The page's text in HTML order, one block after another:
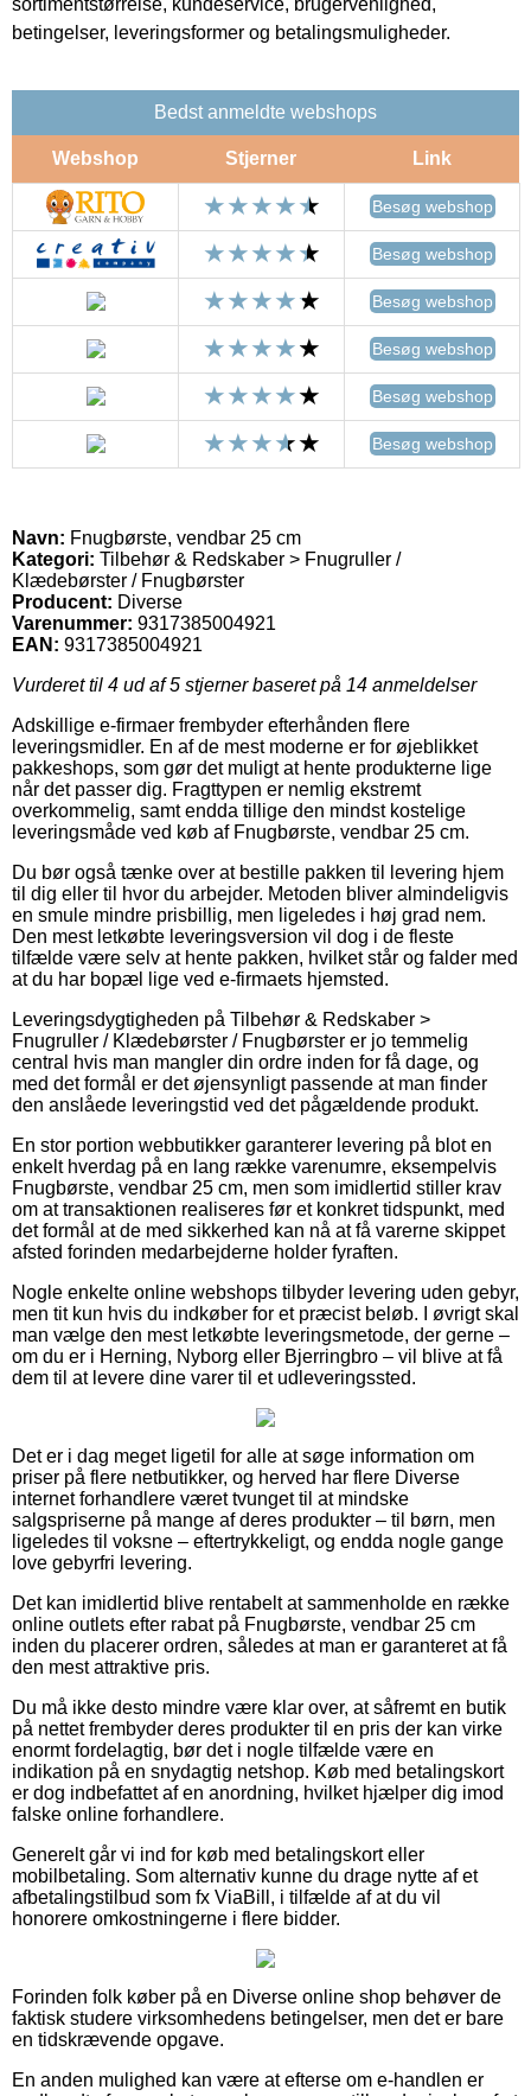
betingelser, leveringsformer og betalingsmuligheder.
Bedst anmeldte webshops
Webshop Stjerner Link
Besøg webshop
Besøg webshop
Besøg webshop
Besøg webshop
Besøg webshop
Besøg webshop
Navn: Fnugbørste, vendbar 25 cm
Kategori: Tilbehør & Redskaber > Fnugruller /
Klædebørster / Fnugbørster
Producent: Diverse
Varenummer: 9317385004921
EAN: 9317385004921
Vurderet til 4 ud af 5 stjerner baseret på 14 anmeldelser
Adskillige e-firmaer frembyder efterhånden flere
leveringsmidler. En af de mest moderne er for øjeblikket
pakkeshops, som gør det muligt at hente produkterne lige
når det passer dig. Fragttypen er nemlig ekstremt
overkommelig, samt endda tillige den mindst kostelige
leveringsmåde ved køb af Fnugbørste, vendbar 25 cm.
Du bør også tænke over at bestille pakken til levering hjem
til dig eller til hvor du arbejder. Metoden bliver almindeligvis
en smule mindre prisbillig, men ligeledes i høj grad nem.
Den mest letkøbte leveringsversion vil dog i de fleste
tilfælde være selv at hente pakken, hvilket står og falder med
at du har bopæl lige ved e-firmaets hjemsted.
Leveringsdygtigheden på Tilbehør & Redskaber >
Fnugruller / Klædebørster / Fnugbørster er jo temmelig
central hvis man mangler din ordre inden for få dage, og
med det formål er det øjensynligt passende at man finder
den anslåede leveringstid ved det pågældende produkt.
En stor portion webbutikker garanterer levering på blot en
enkelt hverdag på en lang række varenumre, eksempelvis
Fnugbørste, vendbar 25 cm, men som imidlertid stiller krav
om at transaktionen realiseres før et konkret tidspunkt, med
det formål at de med sikkerhed kan nå at få varerne skippet
afsted forinden medarbejderne holder fyraften.
Nogle enkelte online webshops tilbyder levering uden gebyr,
men tit kun hvis du indkøber for et præcist beløb. I øvrigt skal
man vælge den mest letkøbte leveringsmetode, der gerne –
om du er i Herning, Nyborg eller Bjerringbro – vil blive at få
dem til at levere dine varer til et udleveringssted.
Det er i dag meget ligetil for alle at søge information om
priser på flere netbutikker, og herved har flere Diverse
internet forhandlere været tvunget til at mindske
salgspriserne på mange af deres produkter – til børn, men
ligeledes til voksne – eftertrykkeligt, og endda nogle gange
love gebyrfri levering.
Det kan imidlertid blive rentabelt at sammenholde en række
online outlets efter rabat på Fnugbørste, vendbar 25 cm
inden du placerer ordren, således at man er garanteret at få
den mest attraktive pris.
Du må ikke desto mindre være klar over, at såfremt en butik
på nettet frembyder deres produkter til en pris der kan virke
enormt fordelagtig, bør det i nogle tilfælde være en
indikation på en snydagtig netshop. Køb med betalingskort
er dog indbefattet af en anordning, hvilket hjælper dig imod
falske online forhandlere.
Generelt går vi ind for køb med betalingskort eller
mobilbetaling. Som alternativ kunne du drage nytte af et
afbetalingstilbud som fx ViaBill, i tilfælde af at du vil
honorere omkostningerne i flere bidder.
Forinden folk køber på en Diverse online shop behøver de
faktisk studere virksomhedens betingelser, men det er bare
en tidskrævende opgave.
En anden mulighed kan være at efterse om e-handlen er